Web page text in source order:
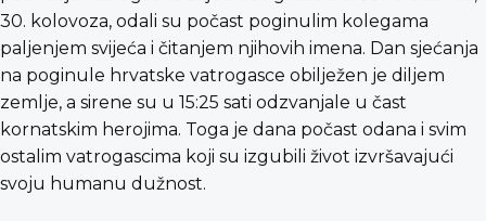
30. kolovoza, odali su počast poginulim kolegama
paljenjem svijeća i čitanjem njihovih imena. Dan sjećanja
na poginule hrvatske vatrogasce obilježen je diljem
zemlje, a sirene su u 15:25 sati odzvanjale u čast
kornatskim herojima. Toga je dana počast odana i svim
ostalim vatrogascima koji su izgubili život izvršavajući
svoju humanu dužnost.